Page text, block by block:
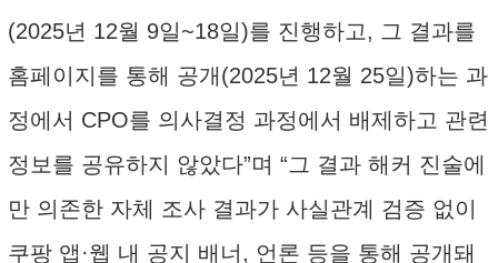
(2025년 12월 9일~18일)를 진행하고, 그 결과를
홈페이지를 통해 공개(2025년 12월 25일)하는 과
정에서 CPO를 의사결정 과정에서 배제하고 관련
정보를 공유하지 않았다”며 “그 결과 해커 진술에
만 의존한 자체 조사 결과가 사실관계 검증 없이
쿠팡 앱·웹 내 공지 배너, 언론 등을 통해 공개돼